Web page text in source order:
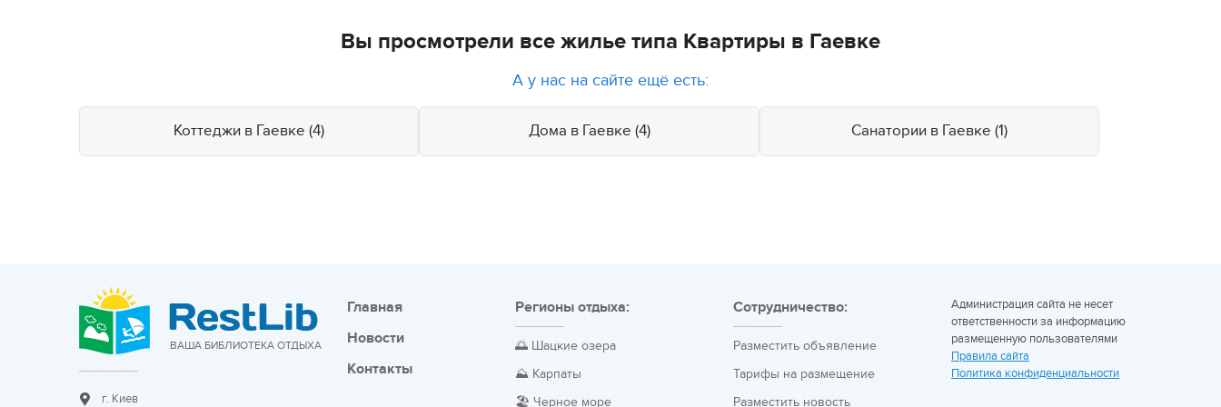
Вы просмотрели все жилье типа Квартиры в Гаевке
А у нас на сайте ещё есть:
Коттеджи в Гаевке (4) Дома в Гаевке (4) Санатории в Гаевке (1)
ВАША БИБЛИОТЕКА ОТДЫХА
г. Киев
Главная
Новости
Контакты
Регионы отдыха:
🌅 Шацкие озера
⛰️ Карпаты
🏖️ Черное море
Сотрудничество:
Разместить объявление
Тарифы на размещение
Разместить новость
Администрация сайта не несет
ответственности за информацию
размещенную пользователями
Правила сайта
Политика конфиденциальности